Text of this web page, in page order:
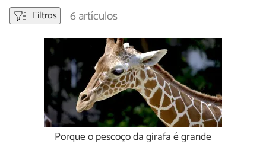
Filtros
6 artículos
Porque o pescoço da girafa é grande